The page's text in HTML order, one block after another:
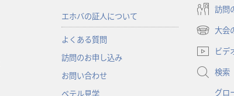
エホバの証人について
よくある質問
訪問のお申し込み
お問い合わせ
ベテル見学
訪問
大会
（新
し
タ
ビデ
検索
グロ